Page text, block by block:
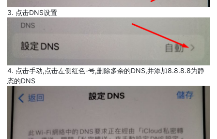
3. 点击DNS设置
4. 点击手动,点击左侧红色-号,删除多余的DNS,并添加8.8.8.8为静
态的DNS